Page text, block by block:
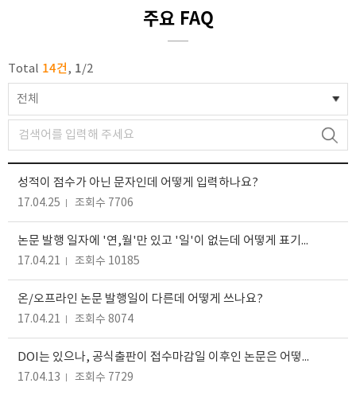
주요 FAQ
Total 14건, 1/2
전체
성적이 점수가 아닌 문자인데 어떻게 입력하나요?
17.04.25 조회수 7706
논문 발행 일자에 '연,월'만 있고 '일'이 없는데 어떻게 표기하나요?
17.04.21 조회수 10185
온/오프라인 논문 발행일이 다른데 어떻게 쓰나요?
17.04.21 조회수 8074
DOI는 있으나, 공식출판이 접수마감일 이후인 논문은 어떻게하나요?
17.04.13 조회수 7729